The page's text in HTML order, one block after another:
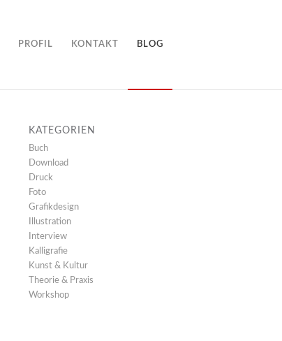
PROFIL KONTAKT BLOG
KATEGORIEN
Buch
Download
Druck
Foto
Grafikdesign
Illustration
Interview
Kalligrafie
Kunst & Kultur
Theorie & Praxis
Workshop